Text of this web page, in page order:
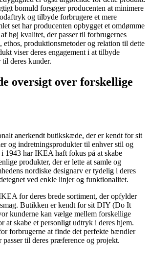
bomuld forsøger producenten at minimere
og tilbyde forbrugere et mere
set har producenten opbygget et omdømme
høj kvalitet, der passer til forbrugernes
ethos, produktionsmetoder og relation til dette
viser deres engagement i at tilbyde
til deres kunder.
oversigt over forskellige
anerkendt butikskæde, der er kendt for sit
og indretningsprodukter til enhver stil og
i 1943 har IKEA haft fokus på at skabe
produkter, der er lette at samle og
nordiske designarv er tydelig i deres
ved enkle linjer og funktionalitet.
for deres brede sortiment, der opfylder
Butikken er kendt for sit DIY (Do It
kunderne kan vælge mellem forskellige
at skabe et personligt udtryk i deres hjem.
forbrugerne at finde det perfekte bændler
til deres præference og projekt.